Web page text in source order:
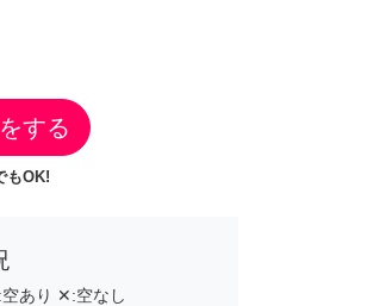
する
もOK!
空あり ✕:空なし